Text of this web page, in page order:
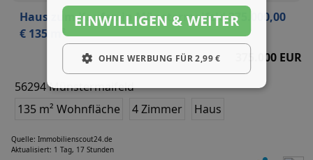
Haus zum Kaufen in Münstermaifeld 375.000,00
€ 135 m²
375.000 EUR
56294 Münstermaifeld
135 m² Wohnfläche
4 Zimmer Haus
Quelle: Immobilienscout24.de
Aktualisiert: 1 Tag, 17 Stunden
EINWILLIGEN & WEITER
OHNE WERBUNG FÜR 2,99 €